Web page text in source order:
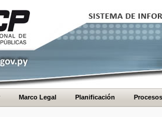
Marco Legal Planificación Procesos